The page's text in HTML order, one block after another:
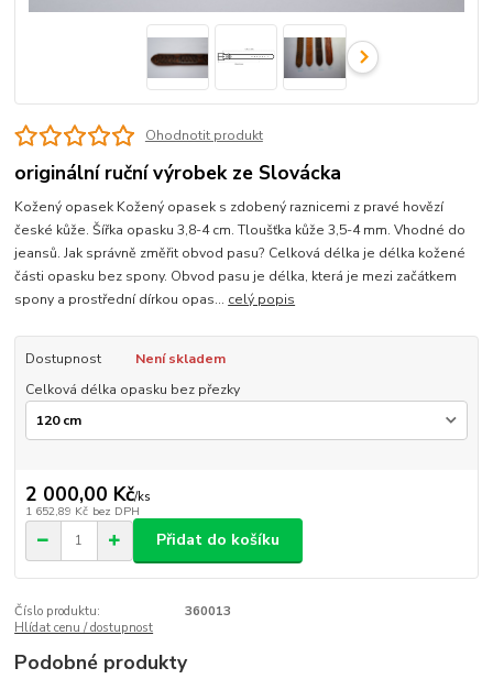
Ohodnotit produkt
originální ruční výrobek ze Slovácka
Kožený opasek Kožený opasek s zdobený raznicemi z pravé hovězí
české kůže. Šířka opasku 3,8-4 cm. Tloušťka kůže 3,5-4 mm. Vhodné do
jeansů. Jak správně změřit obvod pasu? Celková délka je délka kožené
části opasku bez spony. Obvod pasu je délka, která je mezi začátkem
spony a prostřední dírkou opas... celý popis
Dostupnost
Není skladem
Celková délka opasku bez přezky
2 000,00 Kč/ks
1 652,89 Kč bez DPH
Přidat do košíku
Číslo produktu:
360013
Hlídat cenu / dostupnost
Podobné produkty